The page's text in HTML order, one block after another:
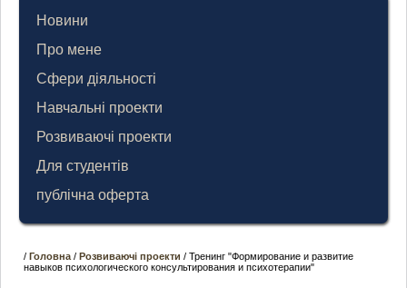
Новини
Про мене
Сфери діяльності
Навчальні проекти
Розвиваючі проекти
Для студентів
публічна оферта
/ Головна / Розвиваючі проекти / Тренинг "Формирование и развитие
навыков психологического консультирования и психотерапии"